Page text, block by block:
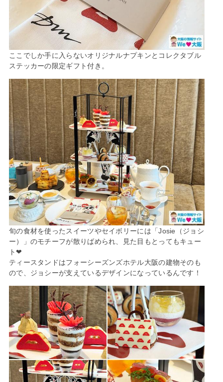
ここでしか手に入らないオリジナルナプキンとコレクタブル
ステッカーの限定ギフト付き。
旬の食材を使ったスイーツやセイボリーには「Josie（ジョシ
ー）」のモチーフが散りばめられ、見た目もとってもキュー
ト❤︎
ティースタンドはフォーシーズンズホテル大阪の建物そのも
ので、ジョシーが支えているデザインになっているんです！